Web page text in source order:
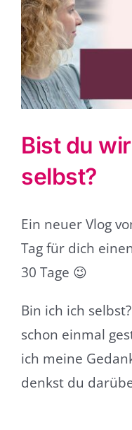
Bild
Bist du
selbst?
Ein neuer Vlog
Tag für dich
30 Tage 😉
Bin ich ich
schon einmal
ich meine
denkst du